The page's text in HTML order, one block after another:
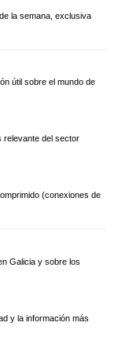
la semana, exclusiva
útil sobre el mundo de
relevante del sector
(conexiones de
Galicia y sobre los
y la información más